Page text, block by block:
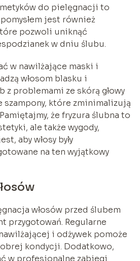
do pielęgnacji to
jest również
pozwoli uniknąć
w dniu ślubu.
w nawilżające maski i
włosom blasku i
z problemami ze skórą głowy
szampony, które zminimalizują
że fryzura ślubna to
ale także wygody,
aby włosy były
na ten wyjątkowy
włosów przed ślubem
przygotowań. Regularne
i odżywek pomoże
kondycji. Dodatkowo,
w profesjonalne zabiegi